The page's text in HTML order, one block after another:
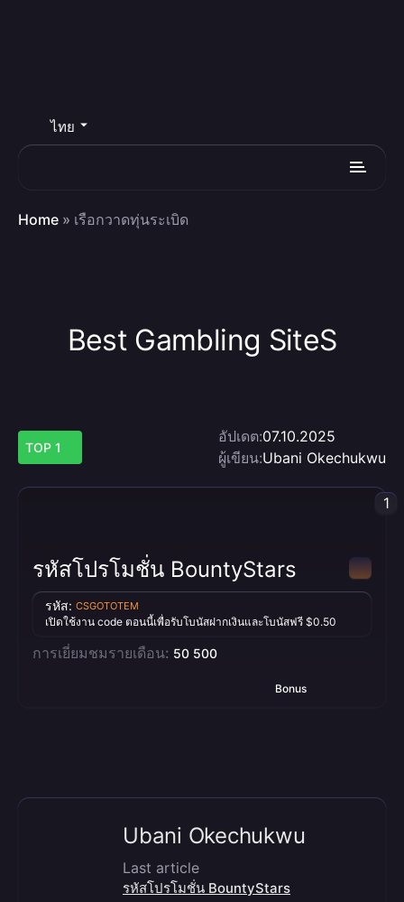
ไทย
Home » เรือกวาดทุ่นระเบิด
Best Gambling SiteS
TOP 1
อัปเดต:07.10.2025
ผู้เขียน:Ubani Okechukwu
1
รหัสโปรโมชั่น BountyStars
รหัส: CSGOTOTEM
เปิดใช้งาน code ตอนนี้เพื่อรับโบนัสฝากเงินและโบนัสฟรี $0.50
การเยี่ยมชมรายเดือน: 50 500
Bonus
Ubani Okechukwu
Last article
รหัสโปรโมชั่น BountyStars